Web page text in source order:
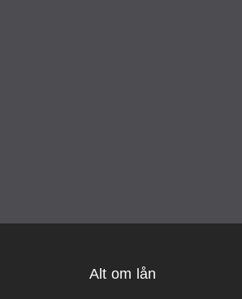
Alt om lån